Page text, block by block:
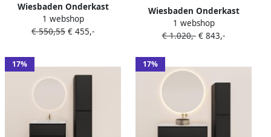
Wiesbaden Onderkast
Alvara 80x46 cm 2 Laden 1
Uitsparing Mat Zwart
1 webshop
€ 550,55 € 455,-
Wiesbaden Onderkast
Novira 80x48 cm Afgeronde
Hoeken Met 2 Laden 1
1 webshop
€ 1.020,- € 843,-
17% 17%